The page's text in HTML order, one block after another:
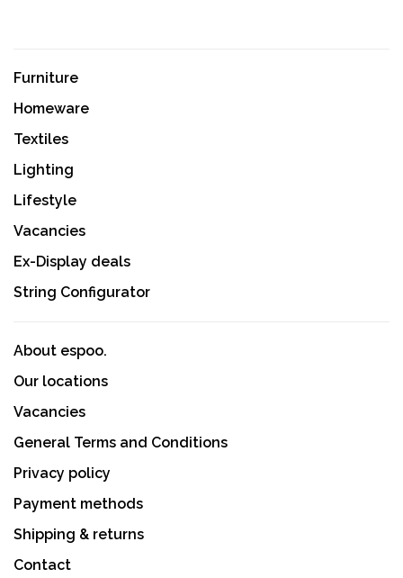
Furniture
Homeware
Textiles
Lighting
Lifestyle
Vacancies
Ex-Display deals
String Configurator
About espoo.
Our locations
Vacancies
General Terms and Conditions
Privacy policy
Payment methods
Shipping & returns
Contact